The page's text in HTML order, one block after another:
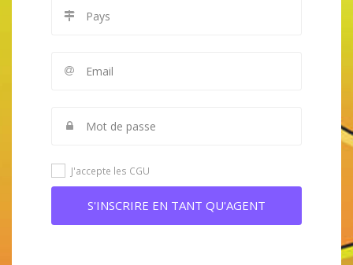
J'accepte les CGU
S'INSCRIRE EN TANT QU'AGENT